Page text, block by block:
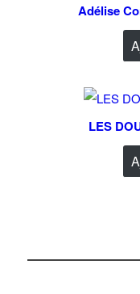
Adélise
LES